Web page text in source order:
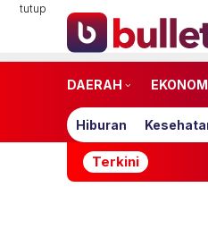
tutup
DAERAH
Hiburan
Terkini